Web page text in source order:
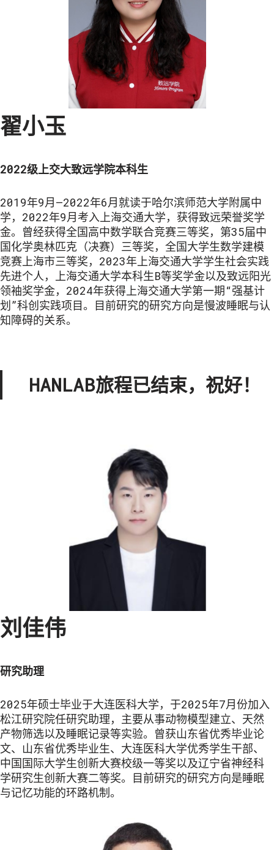
翟小玉
2022级上交大致远学院本科生
2019年9月—2022年6月就读于哈尔滨师范大学附属中
学，2022年9月考入上海交通大学，获得致远荣誉奖学
金。曾经获得全国高中数学联合竞赛三等奖，第35届中
国化学奥林匹克（决赛）三等奖，全国大学生数学建模
竞赛上海市三等奖，2023年上海交通大学学生社会实践
先进个人，上海交通大学本科生B等奖学金以及致远阳光
领袖奖学金，2024年获得上海交通大学第一期“强基计
划”科创实践项目。目前研究的研究方向是慢波睡眠与认
知障碍的关系。
HANLAB旅程已结束，祝好！
刘佳伟
研究助理
2025年硕士毕业于大连医科大学，于2025年7月份加入
松江研究院任研究助理，主要从事动物模型建立、天然
产物筛选以及睡眠记录等实验。曾获山东省优秀毕业论
文、山东省优秀毕业生、大连医科大学优秀学生干部、
中国国际大学生创新大赛校级一等奖以及辽宁省神经科
学研究生创新大赛二等奖。目前研究的研究方向是睡眠
与记忆功能的环路机制。